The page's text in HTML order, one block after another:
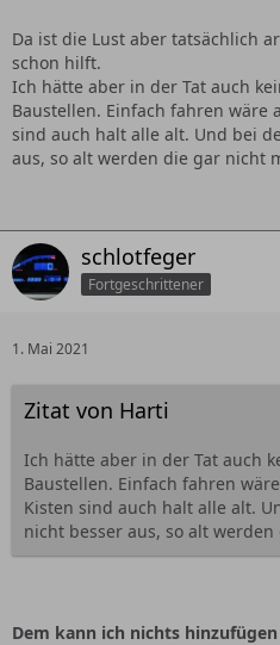
Da ist die Lust aber tatsächlich
schon hilft.
Ich hätte aber in der Tat auch
Baustellen. Einfach fahren wäre
sind auch halt alle alt. Und bei
aus, so alt werden die gar nicht
schlotfeger
Fortgeschrittener
1. Mai 2021
Zitat von Harti
Ich hätte aber in der Tat auch
Baustellen. Einfach fahren
Kisten sind auch halt alle alt.
nicht besser aus, so alt
Dem kann ich nichts hinzufügen